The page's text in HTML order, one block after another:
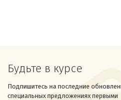
Будьте в курсе
Подпишитесь на последние
специальных предложениях первыми